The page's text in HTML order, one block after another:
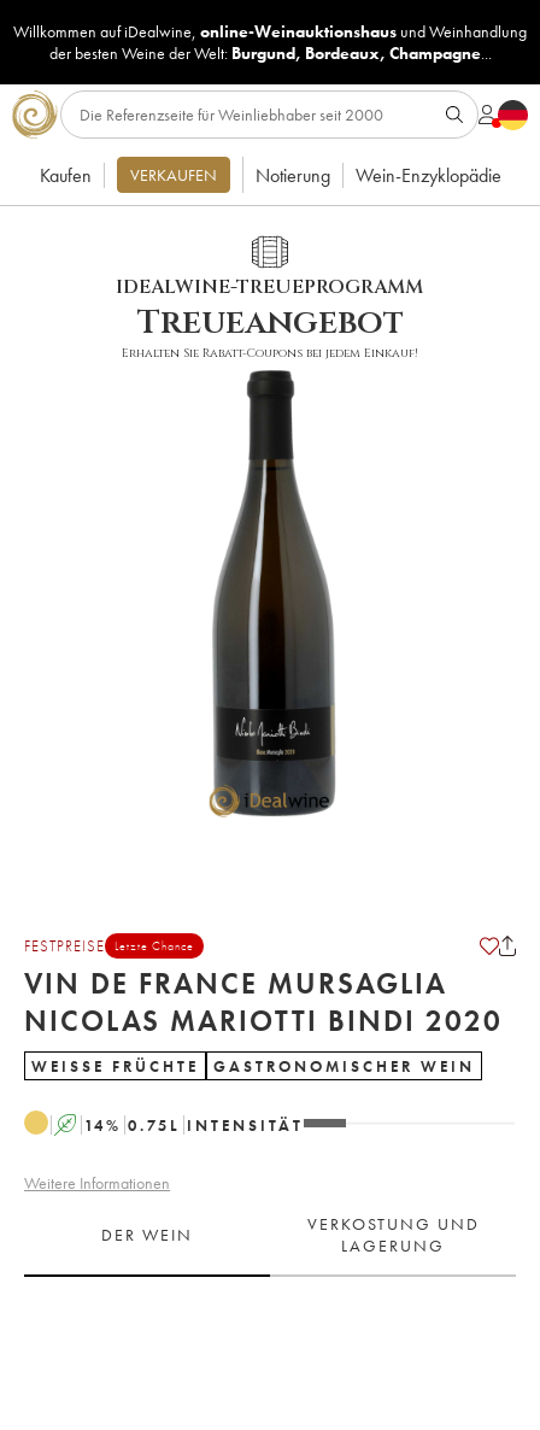
Willkommen auf iDealwine, online-Weinauktionshaus undWeinhandlung
der besten Weine der Welt: Burgund, Bordeaux, Champagne...
Kaufen VERKAUFEN Notierung Wein-Enzyklopädie
IDEALWINE-TREUEPROGRAMM
Treueangebot
Erhalten Sie Rabatt-Coupons bei jedem Einkauf!
FESTPREISE Letzte Chance
VIN DE FRANCE MURSAGLIA
NICOLAS MARIOTTI BINDI 2020
WEISSE FRÜCHTE GASTRONOMISCHER WEIN
A 14% 0.75 L INTENSITÄT
Weitere Informationen
DER WEIN
VERKOSTUNG UND
LAGERUNG